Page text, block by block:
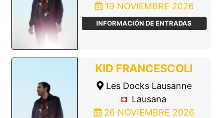
19 NOVIEMBRE 2026
INFORMACIÓN DE ENTRADAS
KID FRANCESCOLI
Les Docks Lausanne
Lausana
26 NOVIEMBRE 2026